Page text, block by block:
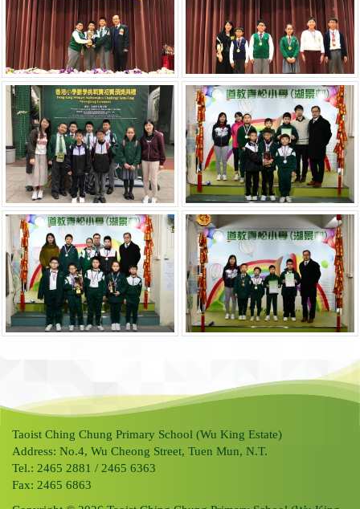
Taoist Ching Chung Primary School (Wu King Estate)
Address: No.4, Wu Cheong Street, Tuen Mun, N.T.
Tel.: 2465 2881 / 2465 6363
Fax: 2465 6863